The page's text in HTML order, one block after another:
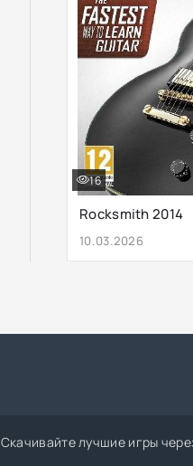
Rocksmith 2014
10.03.2026
16
Скачивайте лучшие игры